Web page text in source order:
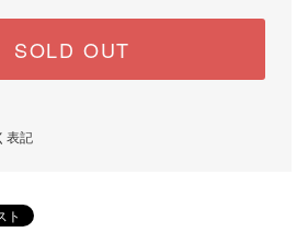
SOLD OUT
表記